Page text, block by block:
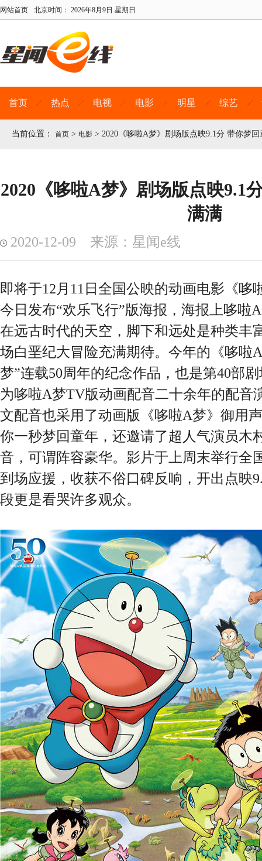
网站首页 北京时间： 2026年8月9日 星期日
首页 热点 电视 电影 明星 综艺
当前位置： 首页 > 电影 > 2020《哆啦A梦》剧场版点映9.1分 带你梦
2020《哆啦A梦》剧场版点映9.1
满满
2020-12-09 来源：星闻e线
即将于12月11日全国公映的动画电影《哆
今日发布“欢乐飞行”版海报，海报上哆啦
在远古时代的天空，脚下和远处是种类丰
场白垩纪大冒险充满期待。今年的《哆啦
梦”连载50周年的纪念作品，也是第40部
为哆啦A梦TV版动画配音二十余年的配音
文配音也采用了动画版《哆啦A梦》御用
你一秒梦回童年，还邀请了超人气演员木
音，可谓阵容豪华。影片于上周末举行全
到场应援，收获不俗口碑反响，开出点映
段更是看哭许多观众。